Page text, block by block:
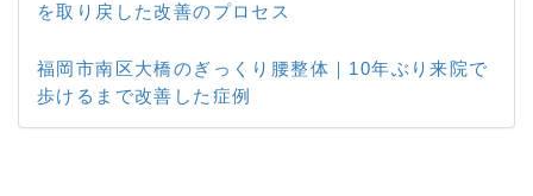
を取り戻した改善のプロセス
福岡市南区大橋のぎっくり腰整体｜10年ぶり来院で
歩けるまで改善した症例